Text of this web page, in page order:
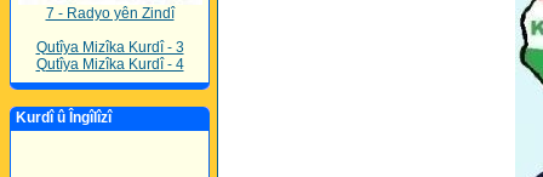
7 - Radyo yên Zindî
Qutîya Mizîka Kurdî - 3
Qutîya Mizîka Kurdî - 4
Kurdî û Îngîlîzî